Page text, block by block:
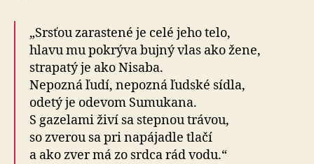
„Srsťou zarastené je celé jeho telo,
hlavu mu pokrýva bujný vlas ako žene,
strapatý je ako Nisaba.
Nepozná ľudí, nepozná ľudské sídla,
odetý je odevom Sumukana.
S gazelami živí sa stepnou trávou,
so zverou sa pri napájadle tlačí
a ako zver má zo srdca rád vodu.“